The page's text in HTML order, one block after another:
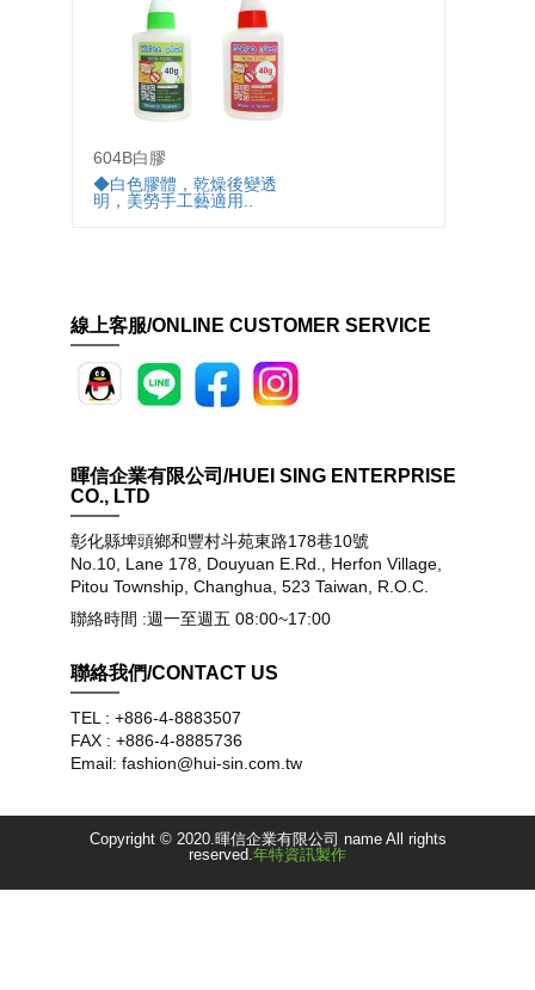
604B白膠
◆白色膠體，乾燥後變透
明，美勞手工藝適用..
線上客服/ONLINE CUSTOMER SERVICE
暉信企業有限公司/HUEI SING ENTERPRISE
CO., LTD
彰化縣埤頭鄉和豐村斗苑東路178巷10號
No.10, Lane 178, Douyuan E.Rd., Herfon Village,
Pitou Township, Changhua, 523 Taiwan, R.O.C.
聯絡時間 :週一至週五 08:00~17:00
聯絡我們/CONTACT US
TEL : +886-4-8883507
FAX : +886-4-8885736
Email: fashion@hui-sin.com.tw
Copyright © 2020.暉信企業有限公司 name All rights
reserved. 年特資訊製作